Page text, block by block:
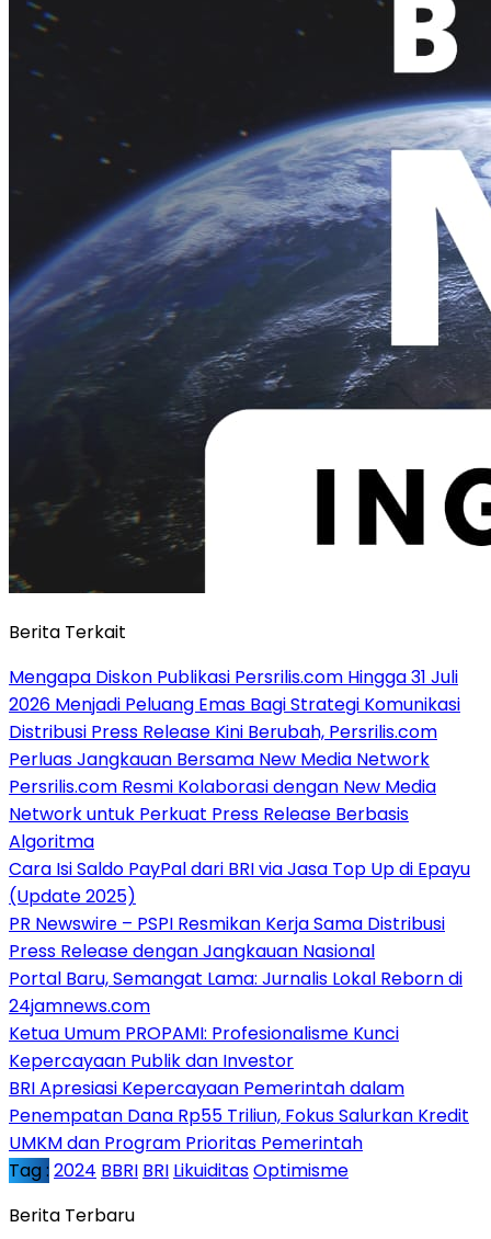
Berita Terkait
Mengapa Diskon Publikasi Persrilis.com Hingga 31 Juli
2026 Menjadi Peluang Emas Bagi Strategi Komunikasi
Distribusi Press Release Kini Berubah, Persrilis.com
Perluas Jangkauan Bersama New Media Network
Persrilis.com Resmi Kolaborasi dengan New Media
Network untuk Perkuat Press Release Berbasis
Algoritma
Cara Isi Saldo PayPal dari BRI via Jasa Top Up di Epayu
(Update 2025)
PR Newswire – PSPI Resmikan Kerja Sama Distribusi
Press Release dengan Jangkauan Nasional
Portal Baru, Semangat Lama: Jurnalis Lokal Reborn di
24jamnews.com
Ketua Umum PROPAMI: Profesionalisme Kunci
Kepercayaan Publik dan Investor
BRI Apresiasi Kepercayaan Pemerintah dalam
Penempatan Dana Rp55 Triliun, Fokus Salurkan Kredit
UMKM dan Program Prioritas Pemerintah
Tag : 2024 BBRI BRI LikuiditasOptimisme
Berita Terbaru